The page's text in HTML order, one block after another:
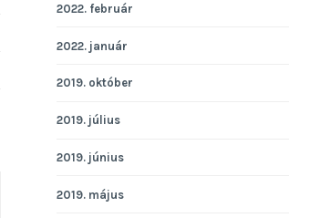
KERESÉS
2022. február
2022. január
2019. október
2019. július
2019. június
2019. május